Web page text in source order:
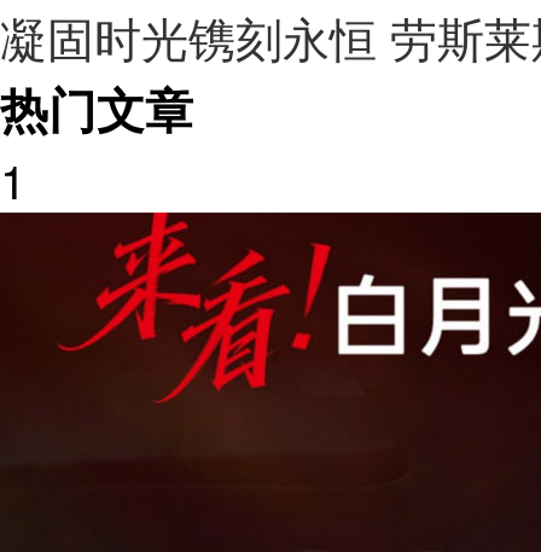
凝固时光镌刻永恒 劳斯
热门文章
1